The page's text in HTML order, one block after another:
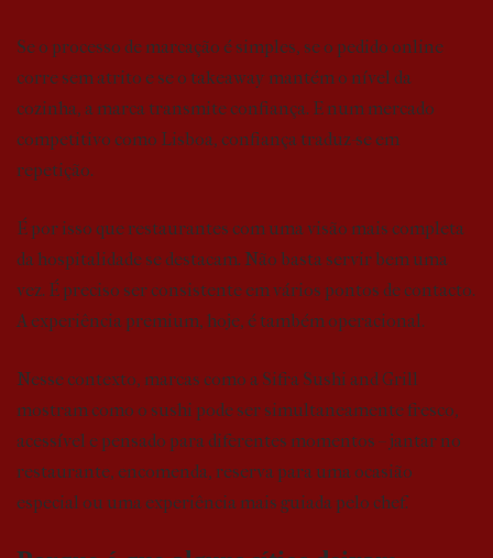
Se o processo de marcação é simples, se o pedido online
corre sem atrito e se o takeaway mantém o nível da
cozinha, a marca transmite confiança. E num mercado
competitivo como Lisboa, confiança traduz-se em
repetição.
É por isso que restaurantes com uma visão mais completa
da hospitalidade se destacam. Não basta servir bem uma
vez. É preciso ser consistente em vários pontos de contacto.
A experiência premium, hoje, é também operacional.
Nesse contexto, marcas como a Sifra Sushi and Grill
mostram como o sushi pode ser simultaneamente fresco,
acessível e pensado para diferentes momentos – jantar no
restaurante, encomenda, reserva para uma ocasião
especial ou uma experiência mais guiada pelo chef.